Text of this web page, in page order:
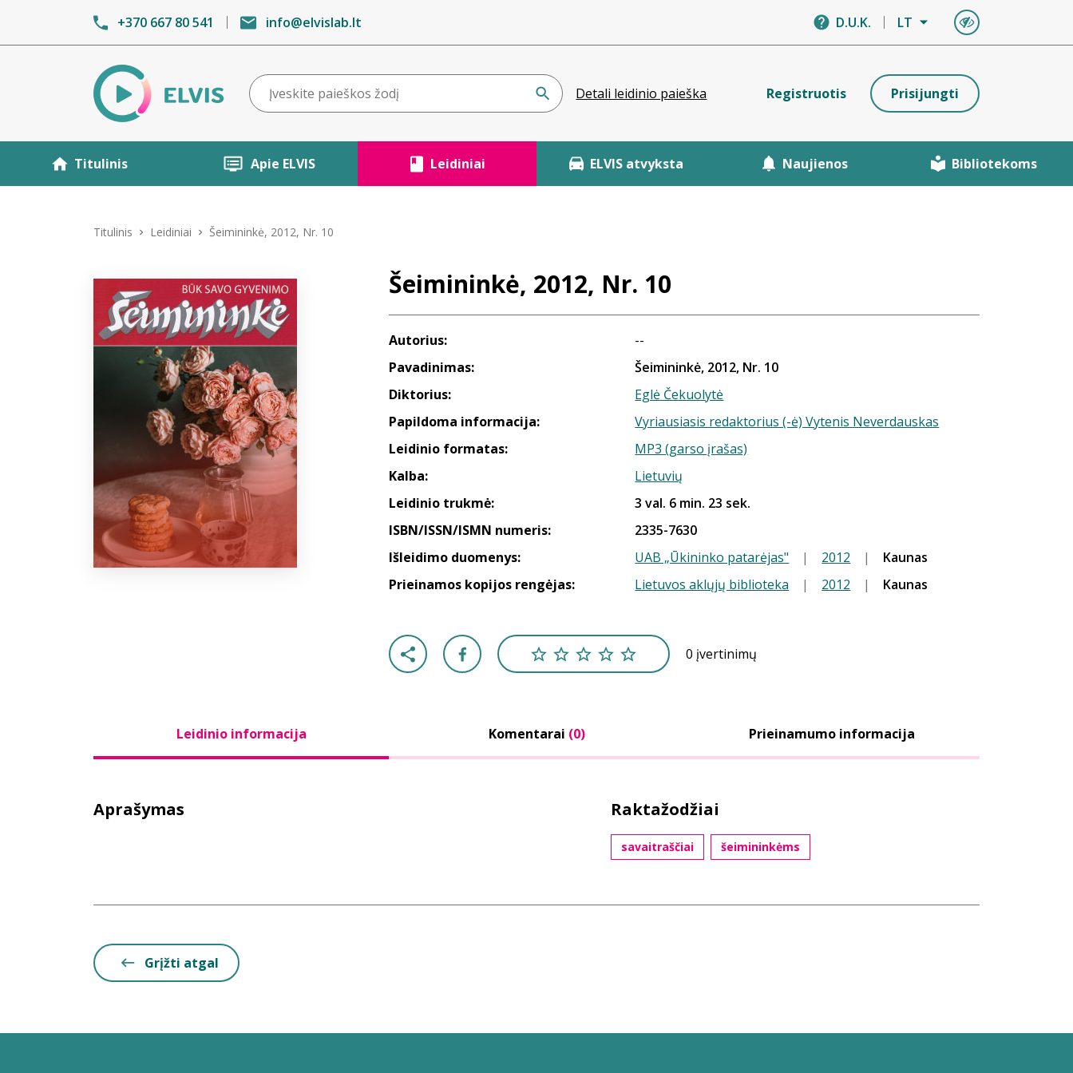
+370 667 80 541 info@elvislab.lt D.U.K. LT
Detali leidinio paieška Registruotis Prisijungti
Titulinis Apie ELVIS Leidiniai ELVIS atvyksta Naujienos Bibliotekoms
Titulinis Leidiniai Šeimininkė, 2012, Nr. 10
Šeimininkė, 2012, Nr. 10
Autorius:
--
Pavadinimas:
Šeimininkė, 2012, Nr. 10
Diktorius:
Eglė Čekuolytė
Papildoma informacija:
Vyriausiasis redaktorius (-ė) Vytenis Neverdauskas
Leidinio formatas:
MP3 (garso įrašas)
Kalba:
Lietuvių
Leidinio trukmė:
3 val. 6 min. 23 sek.
ISBN/ISSN/ISMN numeris:
2335-7630
Išleidimo duomenys:
UAB „Ūkininko patarėjas" | 2012 |
Kaunas
Prieinamos kopijos rengėjas:
Lietuvos aklųjų biblioteka | 2012 | Kaunas
0 įvertinimų
Leidinio informacija Komentarai (0) Prieinamumo informacija
Aprašymas Raktažodžiai
savaitraščiai šeimininkėms
Grįžti atgal